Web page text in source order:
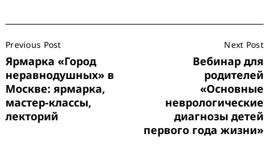
Navigation
Previous Post
Ярмарка «Город
неравнодушных» в
Москве: ярмарка,
мастер-классы,
лекторий
Next Post
Вебинар для
родителей
«Основные
неврологические
диагнозы детей
первого года жизни»